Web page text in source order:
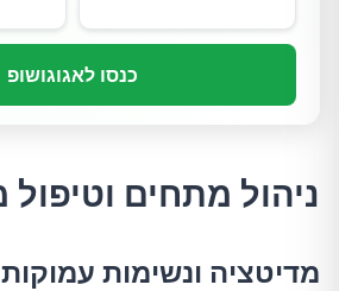
כנסו לאגוגושופ
ניהול מתחים וטיפול
מדיטציה ונשימות עמוקות